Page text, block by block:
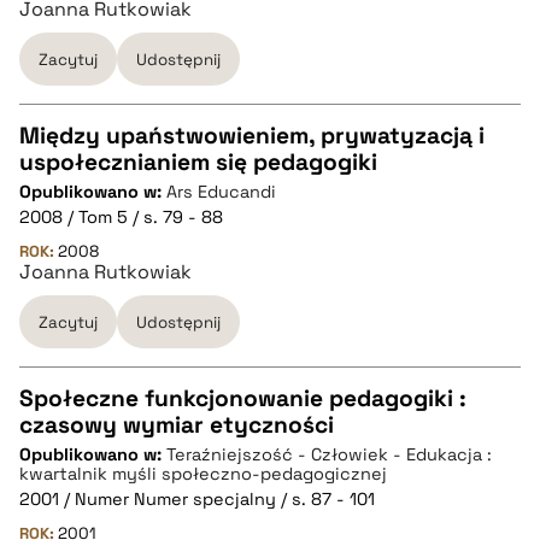
BIBTEX
pobierz cytat
Joanna Rutkowiak
Zacytuj Udostępnij
CZYSTY TEKST
pobierz cytat
BIBTEX
pobierz cytat
Między upaństwowieniem, prywatyzacją i
uspołecznianiem się pedagogiki
Opublikowano w: Ars Educandi
2008 / Tom 5 / s. 79 - 88
ROK: 2008
Joanna Rutkowiak
Zacytuj Udostępnij
CZYSTY TEKST
pobierz cytat
Społeczne funkcjonowanie pedagogiki :
czasowy wymiar etyczności
Opublikowano w: Teraźniejszość - Człowiek - Edukacja :
kwartalnik myśli społeczno-pedagogicznej
2001 / Numer Numer specjalny / s. 87 - 101
ROK: 2001